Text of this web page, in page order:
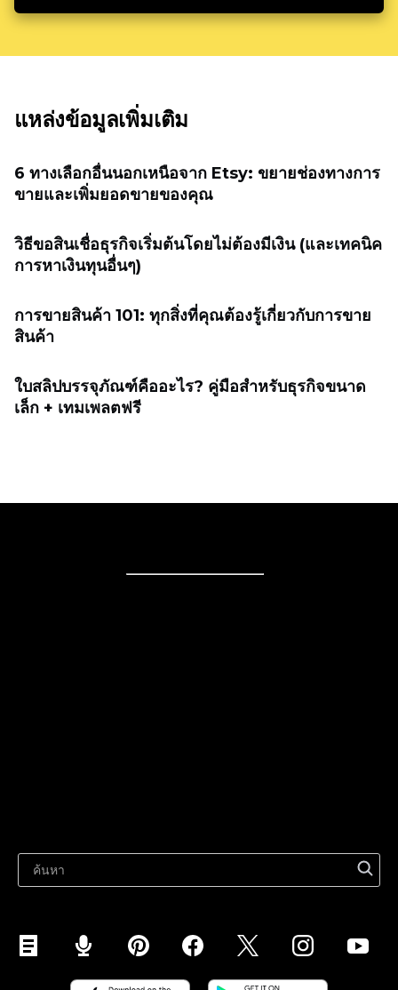
แหล่งข้อมูลเพิ่มเติม
6 ทางเลือกอื่นนอกเหนือจาก Etsy: ขยายช่องทางการ
ขายและเพิ่มยอดขายของคุณ
วิธีขอสินเชื่อธุรกิจเริ่มต้นโดยไม่ต้องมีเงิน (และเทคนิค
การหาเงินทุนอื่นๆ)
การขายสินค้า 101: ทุกสิ่งที่คุณต้องรู้เกี่ยวกับการขาย
สินค้า
ใบสลิปบรรจุภัณฑ์คืออะไร? คู่มือสำหรับธุรกิจขนาด
เล็ก + เทมเพลตฟรี
ขายบน Snapchat
ขายบน YouTube